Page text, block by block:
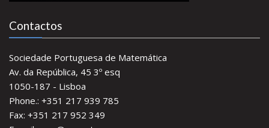
Contactos
Sociedade Portuguesa de Matemática
Av. da República, 45 3º esq
1050-187 - Lisboa
Phone.: +351 217 939 785
Fax: +351 217 952 349